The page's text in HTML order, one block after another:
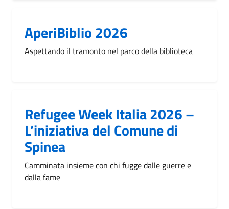
AperiBiblio 2026
Aspettando il tramonto nel parco della biblioteca
Refugee Week Italia 2026 –
L’iniziativa del Comune di
Spinea
Camminata insieme con chi fugge dalle guerre e
dalla fame